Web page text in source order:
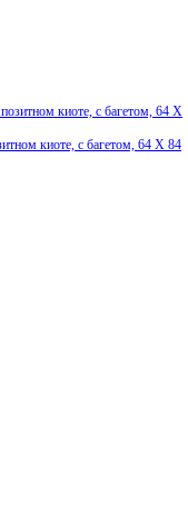
киоте, с багетом, 64 Х 84